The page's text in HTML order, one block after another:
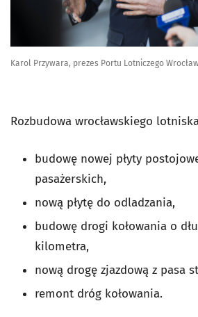
Karol Przywara, prezes Portu Lotniczego
Rozbudowa wrocławskiego
budowę nowej płyty
pasażerskich,
nową płytę do odladzania,
budowę drogi kołowania o
kilometra,
nową drogę zjazdową z pasa
remont dróg kołowania.